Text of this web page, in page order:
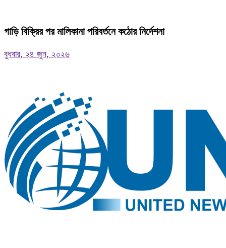
গাড়ি বিক্রির পর মালিকানা পরিবর্তনে কঠোর নির্দেশনা
বুধবার, ২৪ জুন, ২০২৬